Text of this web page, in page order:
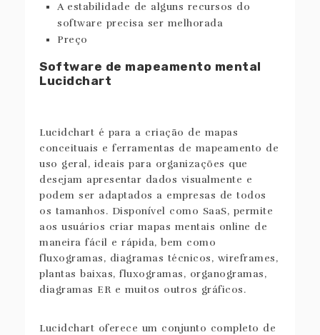
A estabilidade de alguns recursos do
software precisa ser melhorada
Preço
Software de mapeamento mental
Lucidchart
Lucidchart é para a criação de mapas
conceituais e ferramentas de mapeamento de
uso geral, ideais para organizações que
desejam apresentar dados visualmente e
podem ser adaptados a empresas de todos
os tamanhos. Disponível como SaaS, permite
aos usuários criar mapas mentais online de
maneira fácil e rápida, bem como
fluxogramas, diagramas técnicos, wireframes,
plantas baixas, fluxogramas, organogramas,
diagramas ER e muitos outros gráficos.
Lucidchart oferece um conjunto completo de